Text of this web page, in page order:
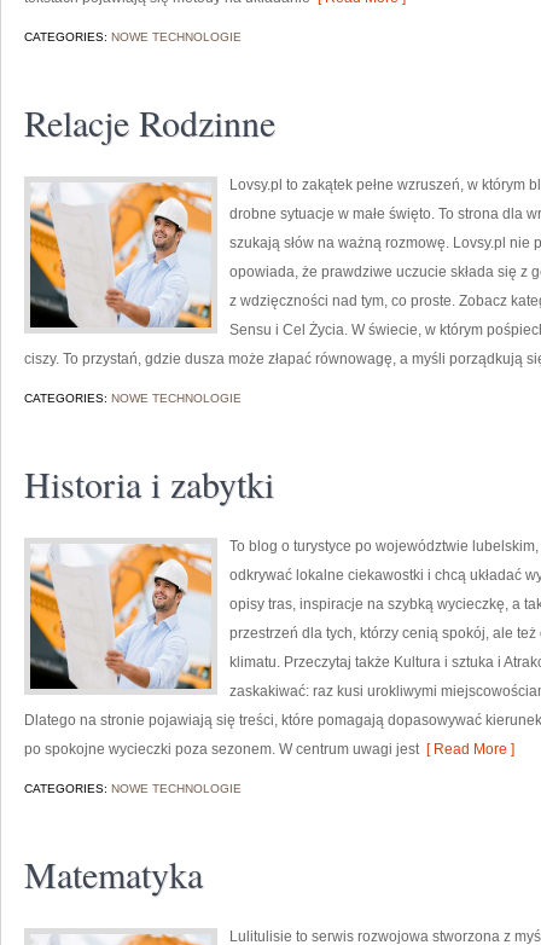
CATEGORIES: NOWE TECHNOLOGIE
Relacje Rodzinne
Lovsy.pl to zakątek pełne wzruszeń, w którym
drobne sytuacje w małe święto. To strona dla
szukają słów na ważną rozmowę. Lovsy.pl nie
opowiada, że prawdziwe uczucie składa się z
z wdzięczności nad tym, co proste. Zobacz
Sensu i Cel Życia. W świecie, w którym
ciszy. To przystań, gdzie dusza może złapać równowagę, a myśli porządkują
CATEGORIES: NOWE TECHNOLOGIE
Historia i zabytki
To blog o turystyce po województwie
odkrywać lokalne ciekawostki i chcą układać
opisy tras, inspiracje na szybką wycieczkę, a
przestrzeń dla tych, którzy cenią spokój, ale
klimatu. Przeczytaj także Kultura i sztuka i
zaskakiwać: raz kusi urokliwymi
Dlatego na stronie pojawiają się treści, które pomagają dopasowywać
po spokojne wycieczki poza sezonem. W centrum uwagi jest[ Read More ]
CATEGORIES: NOWE TECHNOLOGIE
Matematyka
Lulitulisie to serwis rozwojowa stworzona z